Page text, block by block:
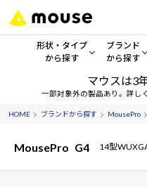
形状・タイプ
から探す
形状・タイプから探す
デスクトップPC
ノートPC
ブランド
から探す
mouse
G TUNE
マウスは3
一部対象外の製品あり。詳し
HOME ブランドから探す MousePro
MousePro G4 14型